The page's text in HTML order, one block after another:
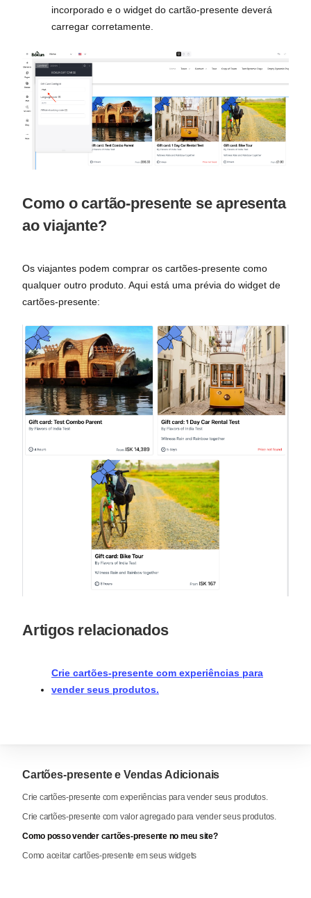
incorporado e o widget do cartão-presente deverá
carregar corretamente.
Como o cartão-presente se apresenta
ao viajante?
Os viajantes podem comprar os cartões-presente como
qualquer outro produto. Aqui está uma prévia do widget de
cartões-presente:
Artigos relacionados
Crie cartões-presente com experiências para
vender seus produtos.
Cartões-presente e Vendas Adicionais
Crie cartões-presente com experiências para vender seus produtos.
Crie cartões-presente com valor agregado para vender seus produtos.
Como posso vender cartões-presente no meu site?
Como aceitar cartões-presente em seus widgets